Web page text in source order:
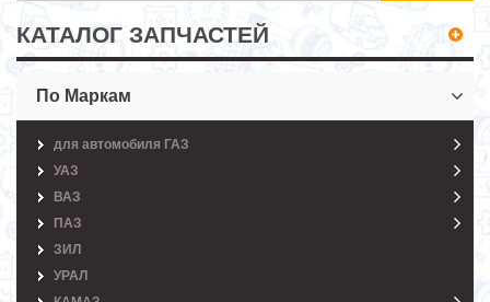
КАТАЛОГ ЗАПЧАСТЕЙ
По Маркам
для автомобиля ГАЗ
УАЗ
ВАЗ
ПАЗ
ЗИЛ
УРАЛ